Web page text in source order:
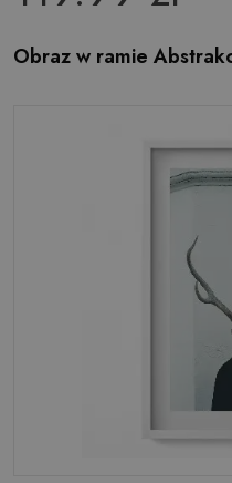
Obraz w ramie